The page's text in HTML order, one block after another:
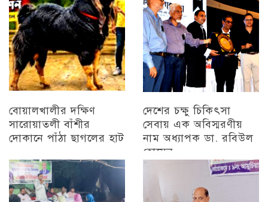
চট্টগ্রাম
বোয়ালখালীর দক্ষিণ
সারোয়াতলী বাঁশীর
দোকানে পাঁঠা ছাগলের হাট
চট্টগ্রাম
দেশের চক্ষু চিকিৎসা
সেবায় এক অবিস্মরণীয়
নাম অধ্যাপক ডা. রবিউল
হোসেন